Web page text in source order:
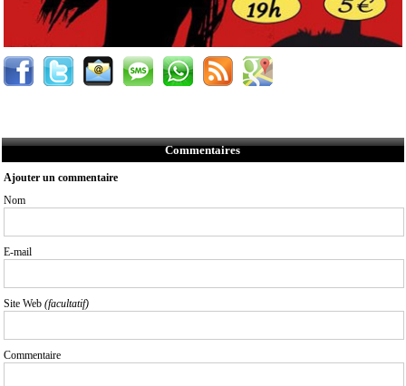
Commentaires
Ajouter un commentaire
Nom
E-mail
Site Web (facultatif)
Commentaire